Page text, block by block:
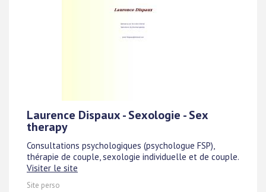
Laurence Dispaux - Sexologie - Sex
therapy
Consultations psychologiques (psychologue FSP),
thérapie de couple, sexologie individuelle et de couple.
Visiter le site
Site perso